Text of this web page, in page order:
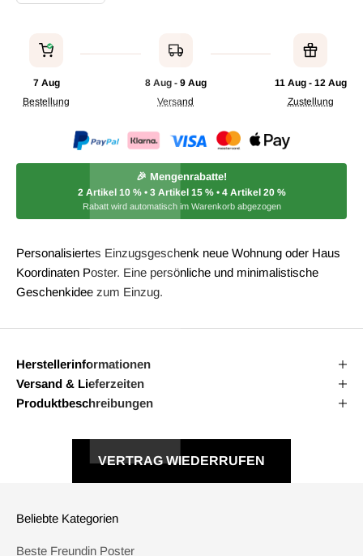
7 Aug
Bestellung
8 Aug - 9 Aug
Versand
11 Aug - 12 Aug
Zustellung
🎉 Mengenrabatte!
2 Artikel 10 %• 3 Artikel 15 %• 4 Artikel 20 %
Rabatt wird automatisch im Warenkorb abgezogen
Personalisiertes Einzugsgeschenk neue Wohnung oder Haus
Koordinaten Poster. Eine persönliche und minimalistische
Geschenkidee zum Einzug.
Herstellerinformationen
Versand & Lieferzeiten
Produktbeschreibungen
VERTRAG WIEDERRUFEN
Beliebte Kategorien
Beste Freundin Poster